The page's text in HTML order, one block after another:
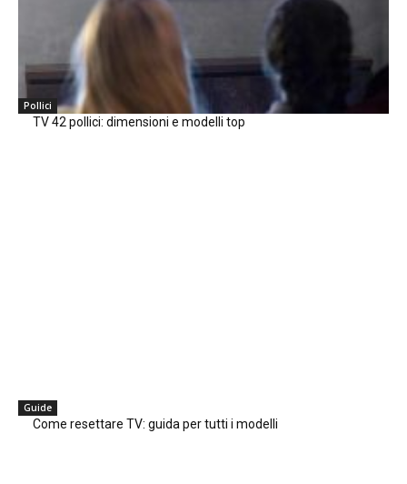
Pollici
TV 42 pollici: dimensioni e modelli top
Guide
Come resettare TV: guida per tutti i modelli